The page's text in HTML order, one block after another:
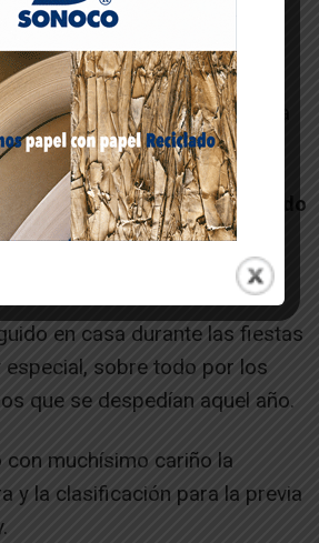
del club.
una sola persona, sino de
creo que hemos contribuido a
más feliz que has vivido
en casa durante las fiestas
sobre todo por los
que se despedían aquel año.
con muchísimo cariño la
y la clasificación para la previa